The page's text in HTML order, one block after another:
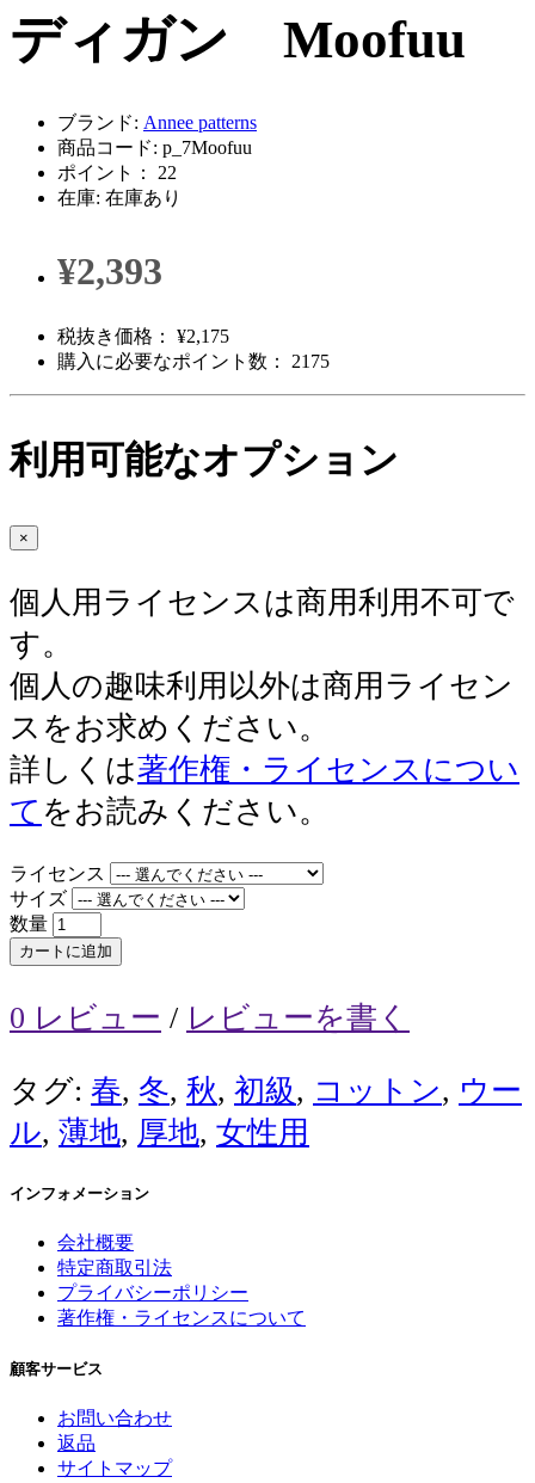
ディガン Moofuu
ブランド: Annee patterns
商品コード: p_7Moofuu
ポイント： 22
在庫: 在庫あり
¥2,393
税抜き価格： ¥2,175
購入に必要なポイント数： 2175
利用可能なオプション
×
個人用ライセンスは商用利用不可で
す。
個人の趣味利用以外は商用ライセン
スをお求めください。
詳しくは著作権・ライセンスについ
て をお読みください。
ライセンス
サイズ
数量
カートに追加
0 レビュー / レビューを書く
タグ: 春, 冬, 秋, 初級, コットン, ウー
ル, 薄地, 厚地, 女性用
インフォメーション
会社概要
特定商取引法
プライバシーポリシー
著作権・ライセンスについて
顧客サービス
お問い合わせ
返品
サイトマップ